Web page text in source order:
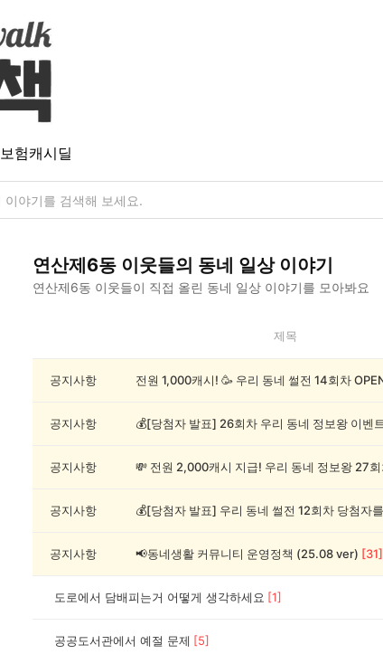
보험캐시딜
연산제6동 이웃들의 동네 일상이야기
연산제6동 이웃들이 직접 올린 동네 일상 이야기를 모아봐요
제
제목
공지사항
공지사항
공지사항
공지사항
공지사항 📢동네생활 커뮤니티 운영정책 (25.08 ver) [31]
도로에서 담배피는거 어떻게 생각하세요 [1]
공공도서관에서 예절 문제 [5]